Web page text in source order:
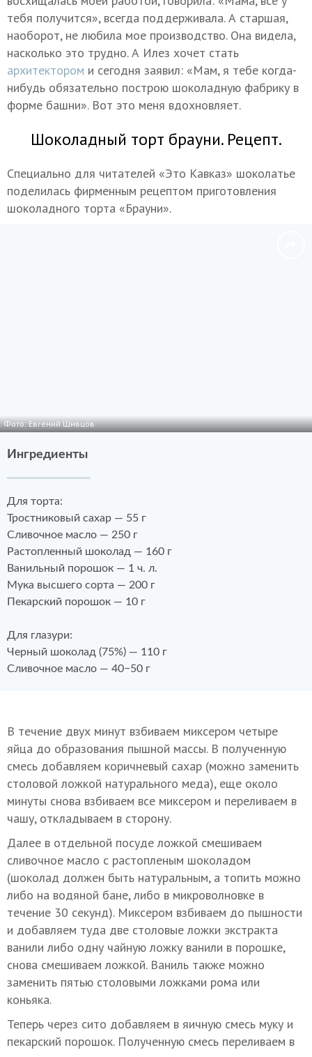
тебя получится», всегда поддерживала. А старшая,
наоборот, не любила мое производство. Она видела,
насколько это трудно. А Илез хочет стать
архитектором и сегодня заявил: «Мам, я тебе когда-
нибудь обязательно построю шоколадную фабрику в
форме башни». Вот это меня вдохновляет.
Шоколадный торт брауни. Рецепт.
Специально для читателей «Это Кавказ» шоколатье
поделилась фирменным рецептом приготовления
шоколадного торта «Брауни».
Фото: Евгений Шивцов
Ингредиенты
Для торта:
Тростниковый сахар — 55 г
Сливочное масло — 250 г
Растопленный шоколад — 160 г
Ванильный порошок — 1 ч. л.
Мука высшего сорта — 200 г
Пекарский порошок — 10 г
Для глазури:
Черный шоколад (75%) — 110 г
Сливочное масло — 40−50 г
В течение двух минут взбиваем миксером четыре
яйца до образования пышной массы. В полученную
смесь добавляем коричневый сахар (можно заменить
столовой ложкой натурального меда), еще около
минуты снова взбиваем все миксером и переливаем в
чашу, откладываем в сторону.
Далее в отдельной посуде ложкой смешиваем
сливочное масло с растопленым шоколадом
(шоколад должен быть натуральным, а топить можно
либо на водяной бане, либо в микроволновке в
течение 30 секунд). Миксером взбиваем до пышности
и добавляем туда две столовые ложки экстракта
ванили либо одну чайную ложку ванили в порошке,
снова смешиваем ложкой. Ваниль также можно
заменить пятью столовыми ложками рома или
коньяка.
Теперь через сито добавляем в яичную смесь муку и
пекарский порошок. Полученную смесь переливаем в